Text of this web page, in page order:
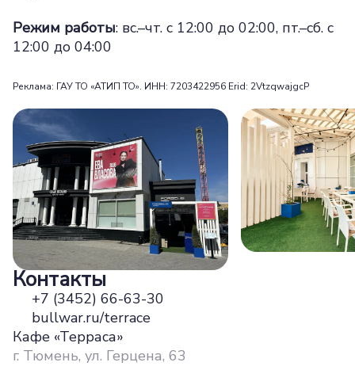
Режим работы: вс.–чт. с 12:00 до 02:00, пт.–сб. с
12:00 до 04:00
Реклама: ГАУ ТО «АТИП ТО». ИНН: 7203422956 Erid: 2VtzqwajgcP
Контакты
+7 (3452) 66-63-30
bullwar.ru/terrace
Кафе «Терраса»
г. Тюмень, ул. Герцена, 63